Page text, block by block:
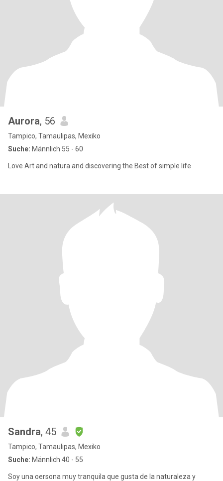
Aurora, 56
Tampico, Tamaulipas, Mexiko
Suche: Männlich 55 - 60
Love Art and natura and discovering the Best of simple life
Sandra, 45
Tampico, Tamaulipas, Mexiko
Suche: Männlich 40 - 55
Soy una oersona muy tranquila que gusta de la naturaleza y